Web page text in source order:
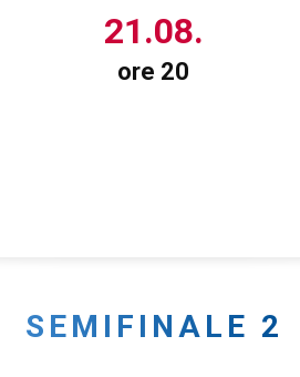
21.08.
ore 20
SEMIFINALE 2